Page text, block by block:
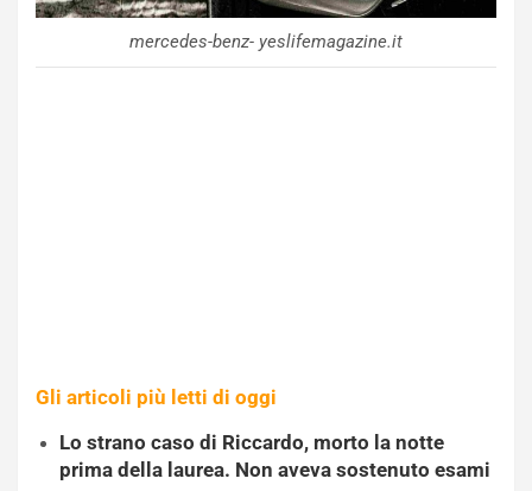
mercedes-benz- yeslifemagazine.it
Gli articoli più letti di oggi
Lo strano caso di Riccardo, morto la notte
prima della laurea. Non aveva sostenuto esami